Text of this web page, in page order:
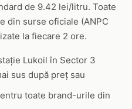
de 9.42 lei/litru. Toate
din surse oficiale (ANPC
la fiecare 2 ore.
Lukoil în Sector 3
sus după preț sau
toate brand-urile din